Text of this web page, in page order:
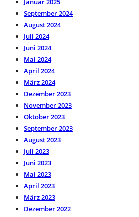
Januar 2025
September 2024
August 2024
Juli 2024
Juni 2024
Mai 2024
April 2024
März 2024
Dezember 2023
November 2023
Oktober 2023
September 2023
August 2023
Juli 2023
Juni 2023
Mai 2023
April 2023
März 2023
Dezember 2022